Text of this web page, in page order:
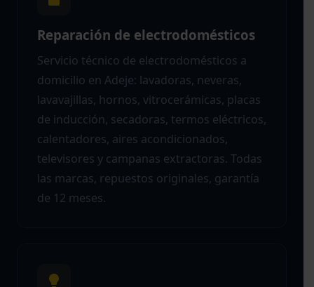
Reparación de electrodomésticos
Servicio técnico de electrodomésticos a
domicilio en Adeje: lavadoras, neveras,
lavavajillas, hornos, vitrocerámicas, placas
de inducción, secadoras, termos eléctricos,
calentadores, aires acondicionados,
televisores y campanas extractoras. Todas
las marcas, repuestos originales, garantía
de 12 meses.